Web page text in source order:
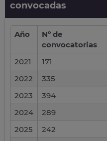
convocadas
Año
Nº de
convocatorias
2021
171
2022
335
2023
394
2024
289
2025
242